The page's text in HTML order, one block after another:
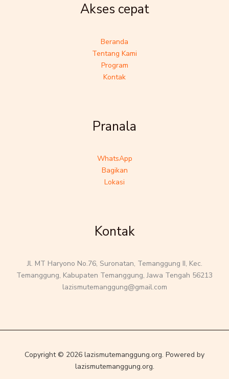
Akses cepat
Beranda
Tentang Kami
Program
Kontak
Pranala
WhatsApp
Bagikan
Lokasi
Kontak
Jl. MT Haryono No.76, Suronatan, Temanggung II, Kec.
Temanggung, Kabupaten Temanggung, Jawa Tengah 56213
lazismutemanggung@gmail.com
Copyright © 2026 lazismutemanggung.org. Powered by
lazismutemanggung.org.